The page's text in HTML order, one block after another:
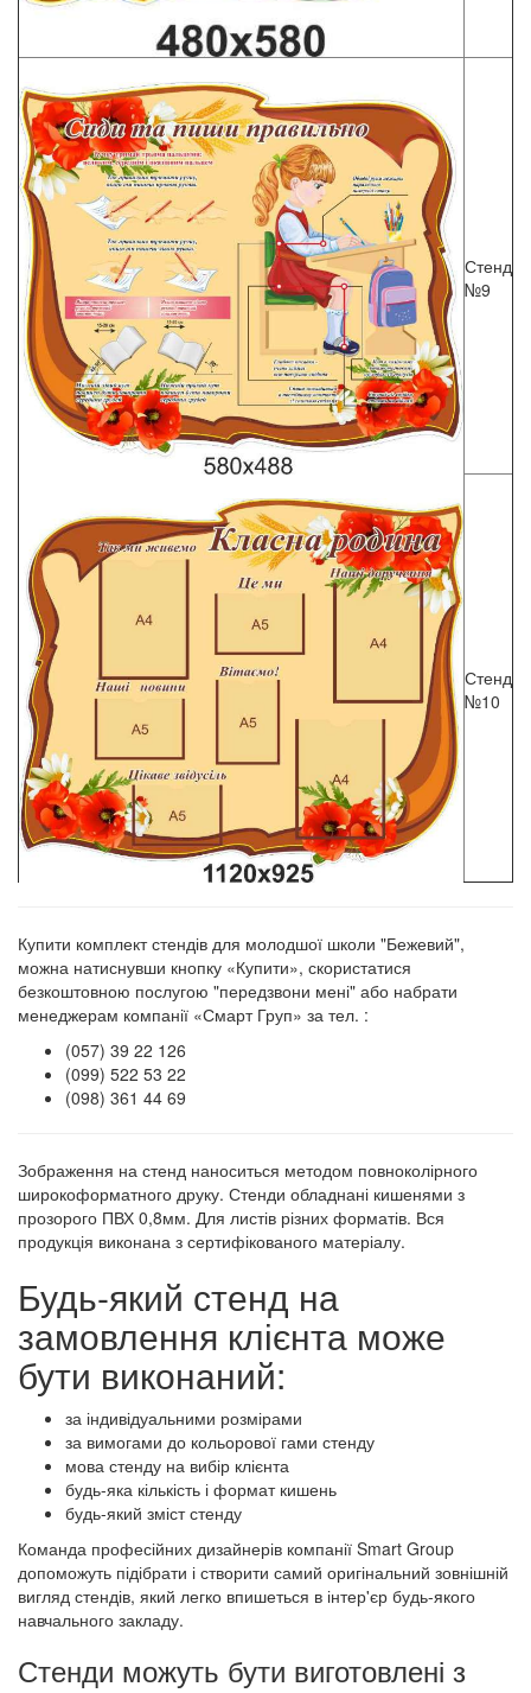
Стенд
№9
Стенд
№10
Купити комплект стендів для молодшої школи "Бежевий",
можна натиснувши кнопку «Купити», скористатися
безкоштовною послугою "передзвони мені" або набрати
менеджерам компанії «Смарт Груп» за тел. :
(057) 39 22 126
(099) 522 53 22
(098) 361 44 69
Зображення на стенд наноситься методом повноколірного
широкоформатного друку. Стенди обладнані кишенями з
прозорого ПВХ 0,8мм. Для листів різних форматів. Вся
продукція виконана з сертифікованого матеріалу.
Будь-який стенд на
замовлення клієнта може
бути виконаний:
за індивідуальними розмірами
за вимогами до кольорової гами стенду
мова стенду на вибір клієнта
будь-яка кількість і формат кишень
будь-який зміст стенду
Команда професійних дизайнерів компанії Smart Group
допоможуть підібрати і створити самий оригінальний зовнішній
вигляд стендів, який легко впишеться в інтер'єр будь-якого
навчального закладу.
Стенди можуть бути виготовлені з